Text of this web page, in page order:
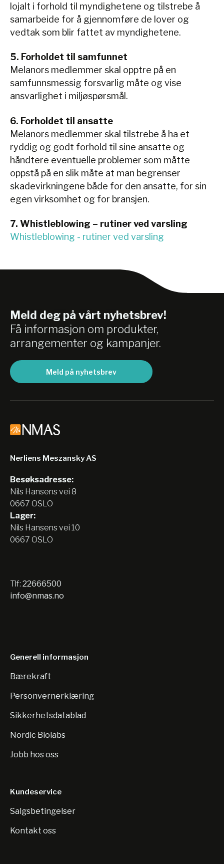
lojalt i forhold til myndighetene og tilstrebe å
samarbeide for å gjennomføre de lover og
vedtak som blir fattet av myndighetene.
5. Forholdet til samfunnet
Melanors medlemmer skal opptre på en
samfunnsmessig forsvarlig måte og vise
ansvarlighet i miljøspørsmål.
6. Forholdet til ansatte
Melanors medlemmer skal tilstrebe å ha et
ryddig og godt forhold til sine ansatte og
håndtere eventuelle problemer som måtte
oppstå på en slik måte at man begrenser
skadevirkningene både for den ansatte, for sin
egen virksomhet og for bransjen.
7. Whistleblowing – rutiner ved varsling
Whistleblowing - rutiner ved varsling
Meld deg på vårt nyhetsbrev!
Få informasjon om produkter,
arrangementer og kampanjer.
Meld på nyhetsbrev
Nerliens Meszansky AS
Besøksadresse:
Nils Hansens vei 8
0667 OSLO
Lager:
Nils Hansens vei 10
0667 OSLO
Tlf: 22666500
info@nmas.no
Generell informasjon
Bærekraft
Personvernerklæring
Sikkerhetsdatablad
Nordic Biolabs
Jobb hos oss
Kundeservice
Salgsbetingelser
Kontakt oss